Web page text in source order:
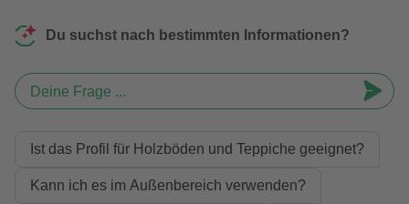
Du suchst nach bestimmten Informationen?
Deine Frage ...
Ist das Profil für Holzböden und Teppiche geeignet?
Kann ich es im Außenbereich verwenden?